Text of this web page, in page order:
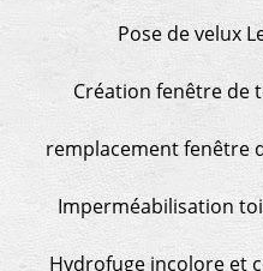
Pose de velux
Création fenêtre de
remplacement fenêtre
Imperméabilisation
Hydrofuge incolore et